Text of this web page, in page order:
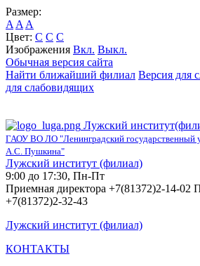
Размер:
A A A
Цвет: C C C
Изображения Вкл. Выкл.
Обычная версия сайта
Найти ближайший филиал Версия для
для слабовидящих
Лужский
ГАОУ ВО ЛО "Ленинградский государственный
А.С. Пушкина"
Лужский институт (филиал)
9:00 до 17:30, Пн-Пт
Приемная директора +7(81372)2-14-02
+7(81372)2-32-43
Лужский институт (филиал)
КОНТАКТЫ